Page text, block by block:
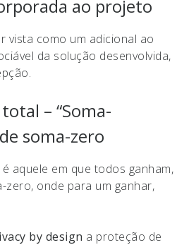
ao projeto
vista como um adicional ao
da solução desenvolvida,
– “Soma-
soma-zero
aquele em que todos ganham,
onde para um ganhar,
by design a proteção de